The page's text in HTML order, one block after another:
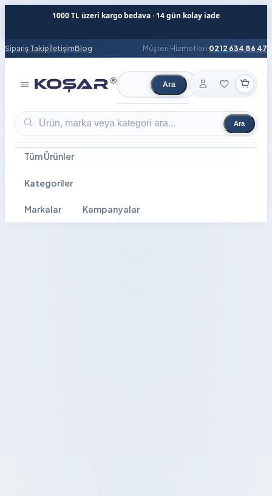
1000 TL üzeri kargo bedava · 14 gün kolay iade
Sipariş TakipİletişimBlog Müşteri Hizmetleri:0212 634 86 47
Ürün ara Ara
Ürün ara Ara
Tüm Ürünler
Kategoriler
Markalar Kampanyalar